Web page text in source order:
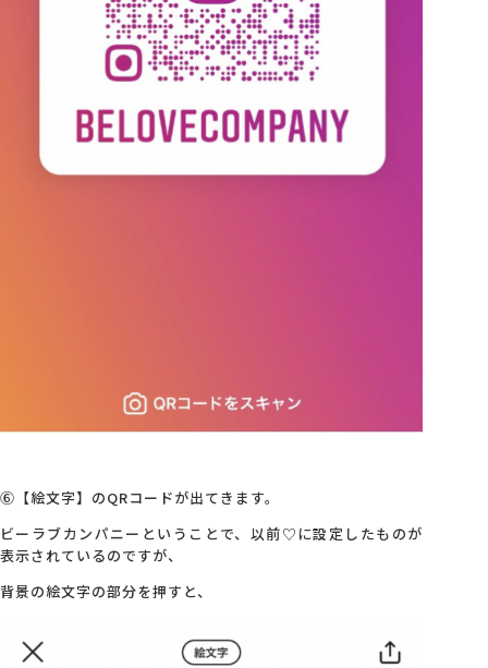
⑥【絵文字】のQRコードが出てきます。
ビーラブカンパニーということで、以前♡に設定したものが
表示されているのですが、
背景の絵文字の部分を押すと、